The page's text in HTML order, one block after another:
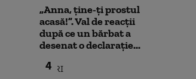
„Anna, ţine-ţi prostul
acasă!”. Val de reacții
după ce un bărbat a
desenat o declarație...
4